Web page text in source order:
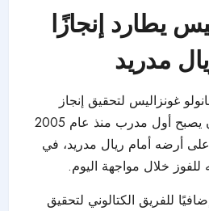
يطارد إنجازًا
مدريد
غونزاليس لتحقيق إنجاز
تاريخي جديد، إذ يمكنه أن يصبح أول مدرب منذ عام 2005
على أرضه أمام ريال مدريد، في
خلال مواجهة اليوم.
للفريق الكتالوني لتحقيق